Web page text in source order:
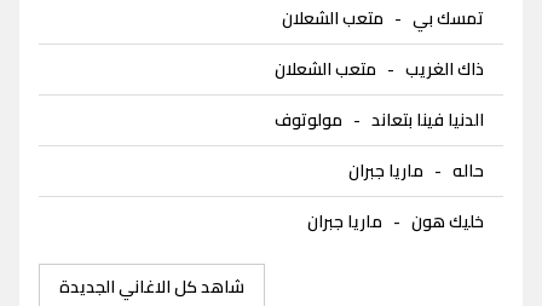
تمسك بي - متعب الشعلان
ذاك الغريب - متعب الشعلان
الدنيا فينا بتعاند - مولوتوف
حاله - ماريا جبران
خليك هون - ماريا جبران
شاهد كل الاغاني الجديدة